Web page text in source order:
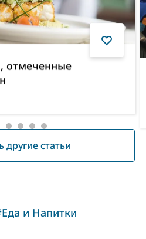
отмеченные
другие статьи
Еда и Напитки